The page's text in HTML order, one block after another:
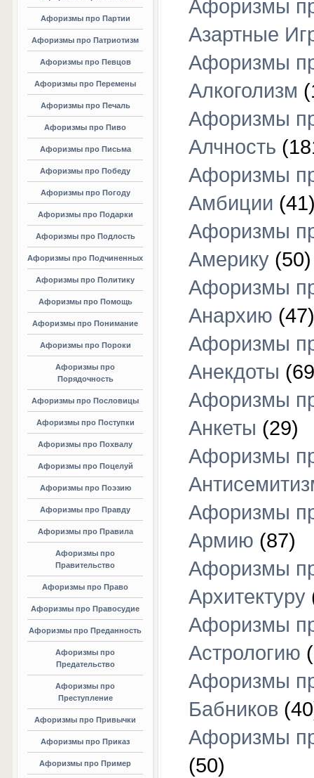
Афоризмы про Партии
Афоризмы про Патриотизм
Афоризмы про Певцов
Афоризмы про Перемены
Афоризмы про Печаль
Афоризмы про Пиво
Афоризмы про Письма
Афоризмы про Победу
Афоризмы про Погоду
Афоризмы про Подарки
Афоризмы про Подлость
Афоризмы про Подчиненных
Афоризмы про Политику
Афоризмы про Помощь
Афоризмы про Понимание
Афоризмы про Пороки
Афоризмы про
Порядочность
Афоризмы про Пословицы
Афоризмы про Поступки
Афоризмы про Похвалу
Афоризмы про Поцелуй
Афоризмы про Поэзию
Афоризмы про Правду
Афоризмы про Правила
Афоризмы про
Правительство
Афоризмы про Право
Афоризмы про Правосудие
Афоризмы про Преданность
Афоризмы про
Предательство
Афоризмы про
Преступление
Афоризмы про Привычки
Афоризмы про Приказ
Афоризмы про Пример
Афоризмы
Азартные
Афоризмы
Алкоголизм
Афоризмы
Алчность
Афоризмы
Амбиции
Афоризмы
Америку (50)
Афоризмы
Анархию (47)
Афоризмы
Анекдоты
Афоризмы
Анкеты (29)
Афоризмы
Афоризмы
Армию (87)
Афоризмы
Архитектуру
Афоризмы
Астрологию
Афоризмы
Бабников
Афоризмы
(50)